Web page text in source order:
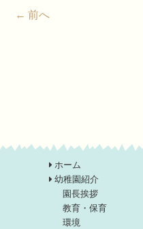
← 前へ
ホーム
幼稚園紹介
園長挨拶
教育・保育
環境